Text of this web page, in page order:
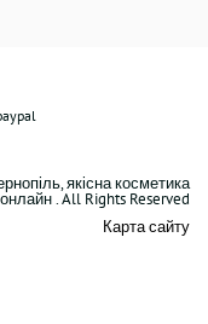
якісна косметика
. All Rights Reserved
Карта сайту